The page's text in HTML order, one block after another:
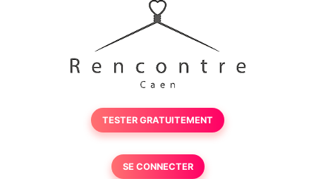
TESTER GRATUITEMENT
SE CONNECTER